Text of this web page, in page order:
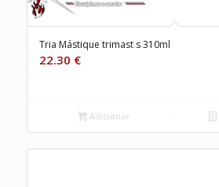
Tria Mástique trimast s 310ml
22.30 €
Adicionar